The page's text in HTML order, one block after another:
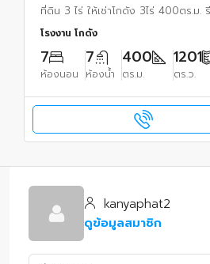
ที่ดิน 3 ไร่ ให้เช่าโกดัง 3ไร่ 400ตร.ม.
โรงงาน โกดัง
7
ห้องนอน
7
ห้องน้ำ
400
ตร.ม.
1201
ตร.ว.
kanyaphat2
ดูข้อมูลสมาชิก